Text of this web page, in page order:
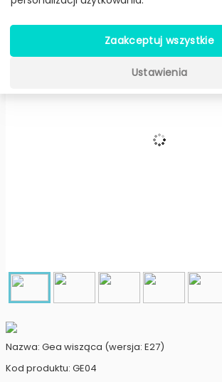
Nazwa: Gea wisząca (wersja: E27)
Kod produktu: GE04
Zaakceptuj wszystkie
Ustawienia